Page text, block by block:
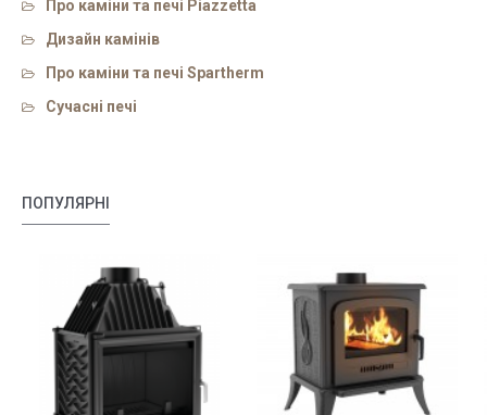
Про каміни та печі Piazzetta
Дизайн камінів
Про каміни та печі Spartherm
Сучасні печі
ПОПУЛЯРНІ